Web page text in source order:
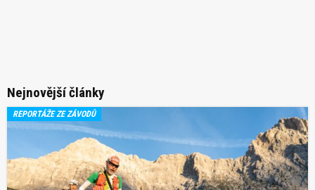
Nejnovější články
REPORTÁŽE ZE ZÁVODŮ